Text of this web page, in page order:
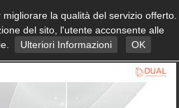
la qualità del servizio offerto.
del sito, l'utente acconsente alle
Ulteriori Informazioni OK